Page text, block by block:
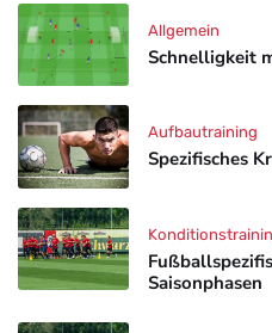
Schnelligkeit
Allgemein
Spezifisches
Aufbautraining
Saisonphasen